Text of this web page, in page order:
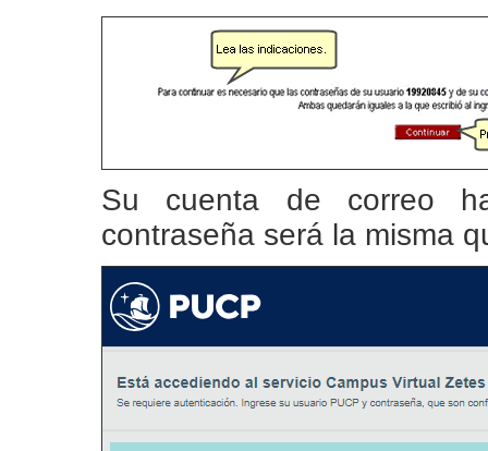
Su cuenta de correo
contraseña será la misma